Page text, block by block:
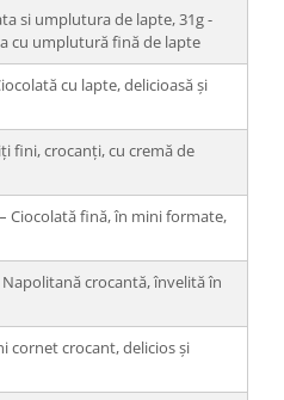
si umplutura de lapte, 31g -
cu umplutură fină de lapte
cu lapte, delicioasă și
fini, crocanți, cu cremă de
Ciocolată fină, în mini formate,
Napolitană crocantă, învelită în
cornet crocant, delicios și